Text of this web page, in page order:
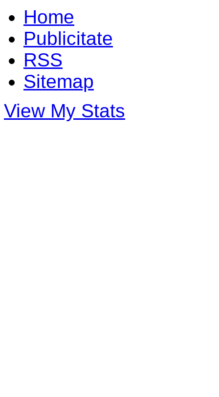
Home
Publicitate
RSS
Sitemap
View My Stats